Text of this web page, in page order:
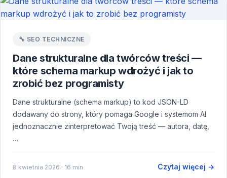
🔧 SEO TECHNICZNE
Dane strukturalne dla twórców treści —
które schema markup wdrożyć i jak to
zrobić bez programisty
Dane strukturalne (schema markup) to kod JSON-LD
dodawany do strony, który pomaga Google i systemom AI
jednoznacznie zinterpretować Twoją treść — autora, datę,
…
8 kwietnia 2026 · 16 min Czytaj więcej →